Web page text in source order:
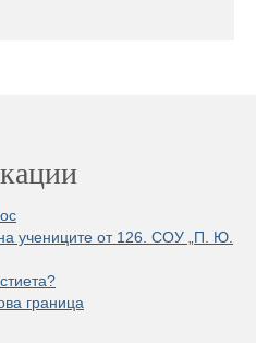
учениците от 126. СОУ „П. Ю.
граница